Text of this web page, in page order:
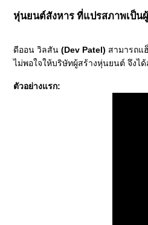
หุ่นยนต์สังหาร ที่แปรสภาพเป็น
ดีออน วิลสัน (Dev Patel) สามารถแ
ไม่พอใจให้บริษัทผู้สร้างหุ่นยนต์ จึงไ
ตัวอย่างแรก: